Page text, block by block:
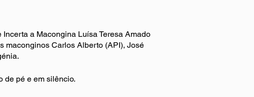
a Macongina Luísa Teresa Amado
maconginos Carlos Alberto (API), José
de pé e em silêncio.